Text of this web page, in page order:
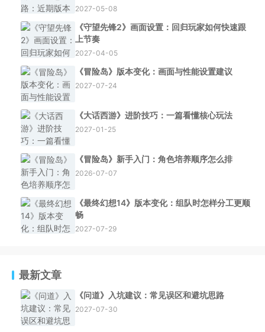
2027-05-08
《守望先锋2》画面设置：回归玩家如何快速跟
上节奏
2027-04-05
《冒险岛》版本变化：画面与性能设置建议
2027-07-24
《大话西游》进阶技巧：一篇看懂核心玩法
2027-01-25
《冒险岛》新手入门：角色培养顺序怎么排
2026-07-07
《最终幻想14》版本变化：组队时怎样分工更顺
畅
2027-07-29
最新文章
《问道》入坑建议：常见误区和避坑思路
2027-07-30